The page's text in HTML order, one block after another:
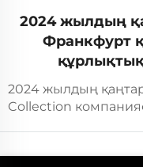
2024 жылдың
Франкфурт
2024 жылдың
Collection
бүкіл әлемнен